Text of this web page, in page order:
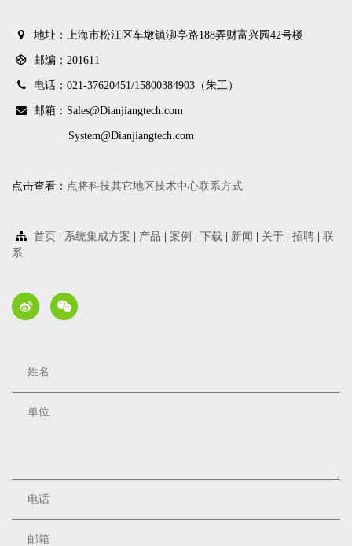
地址：上海市松江区车墩镇泖亭路188弄财富兴园42号楼
邮编：201611
电话：021-37620451/15800384903（朱工）
邮箱：Sales@Dianjiangtech.com
System@Dianjiangtech.com
点击查看： 点将科技其它地区技术中心联系方式
首页 系统集成方案 产品 案例 下载 新闻 关于 招聘
联
系